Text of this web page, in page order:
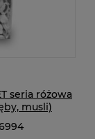
seria różowa
musli)